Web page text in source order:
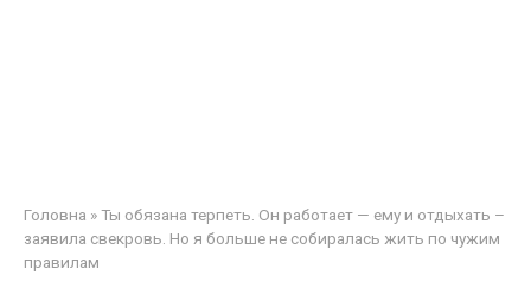
Головна »Ты обязана терпеть. Он работает — ему и отдыхать –
заявила свекровь. Но я больше не собиралась жить по чужим
правилам